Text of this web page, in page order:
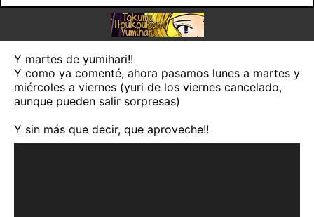
Y martes de yumihari!!
Y como ya comenté, ahora pasamos lunes a martes y
miércoles a viernes (yuri de los viernes cancelado,
aunque pueden salir sorpresas)
Y sin más que decir, que aproveche!!